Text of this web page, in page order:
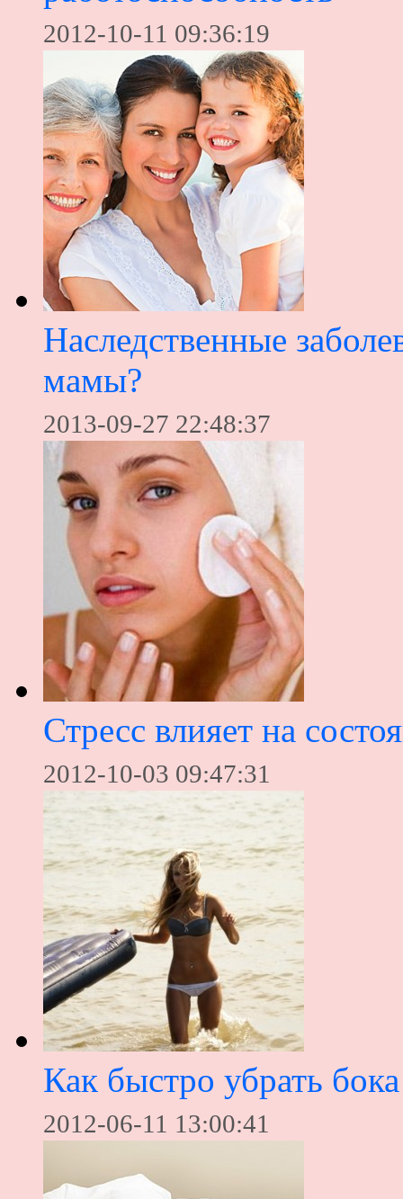
2012-10-11 09:36:19
Наследственные
мамы?
2013-09-27 22:48:37
Стресс влияет на
2012-10-03 09:47:31
Как быстро убрать бока
2012-06-11 13:00:41